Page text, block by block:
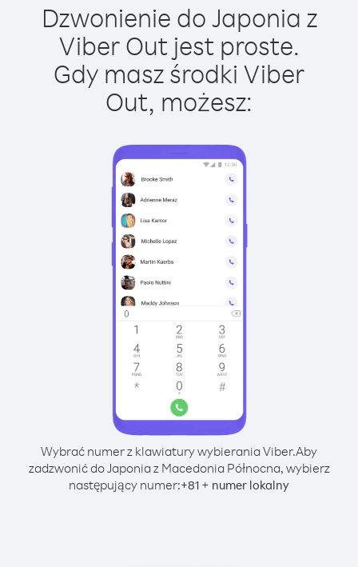
Dzwonienie do Japonia z
Viber Out jest proste.
Gdy masz środki Viber
Out, możesz:
Wybrać numer z klawiatury wybierania Viber.Aby
zadzwonić do Japonia z Macedonia Północna, wybierz
następujący numer:+81 + numer lokalny